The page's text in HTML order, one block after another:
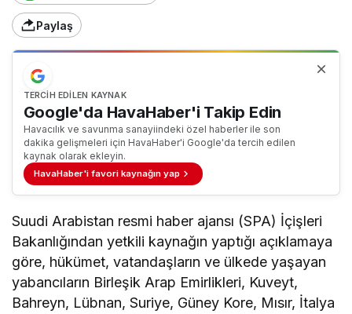
Paylaş
TERCIH EDILEN KAYNAK
Google'da HavaHaber'i Takip Edin
Havacılık ve savunma sanayiindeki özel haberler ile son
dakika gelişmeleri için HavaHaber'i Google'da tercih edilen
kaynak olarak ekleyin.
HavaHaber'i favori kaynağın yap
Suudi Arabistan resmi haber ajansı (SPA) İçişleri
Bakanlığından yetkili kaynağın yaptığı açıklamaya
göre, hükümet, vatandaşların ve ülkede yaşayan
yabancıların Birleşik Arap Emirlikleri, Kuveyt,
Bahreyn, Lübnan, Suriye, Güney Kore, Mısır, İtalya